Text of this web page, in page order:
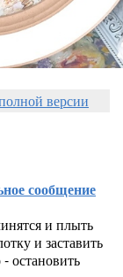
версии
сообщение
и плыть
и заставить
остановить